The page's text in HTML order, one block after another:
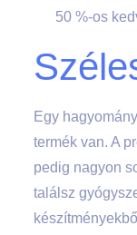
50 %-os
Egy
termék van. A
pedig nagyon
találsz